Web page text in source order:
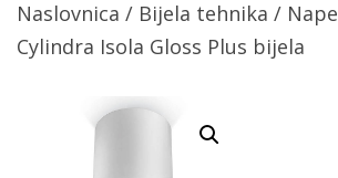
Naslovnica / Bijela tehnika / Nape
Cylindra Isola Gloss Plus bijela